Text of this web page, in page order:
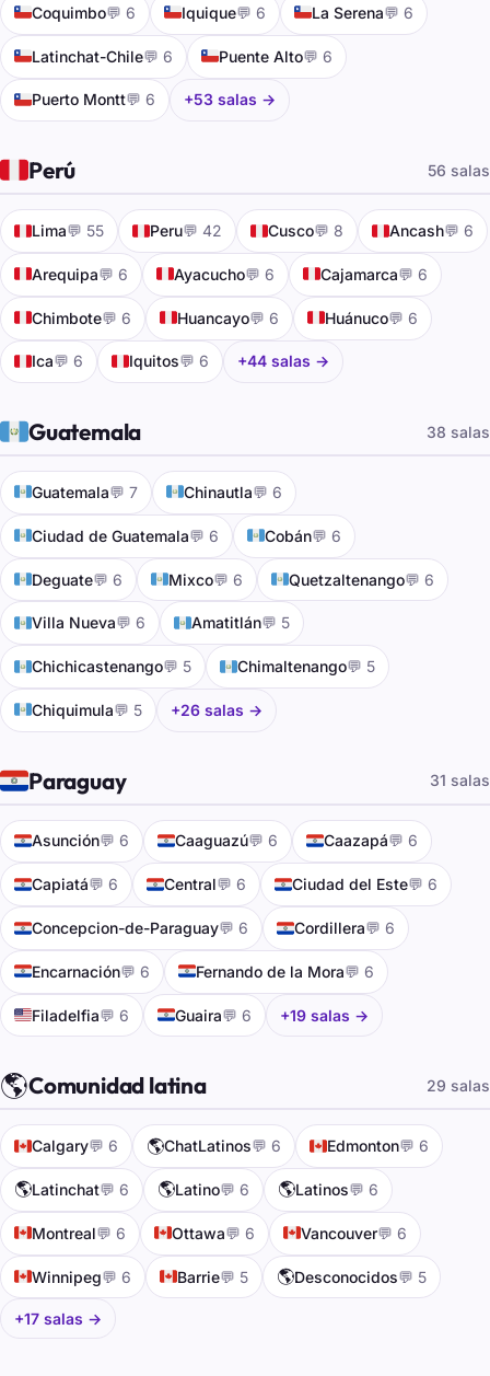
🇨🇱Coquimbo💬 6 🇨🇱Iquique💬 6 🇨🇱La Serena💬 6
🇨🇱Latinchat-Chile💬 6 🇨🇱Puente Alto💬 6
🇨🇱Puerto Montt💬 6 +53 salas →
🇵🇪Perú 56 salas
🇵🇪Lima💬 55 🇵🇪Peru💬 42 🇵🇪Cusco💬 8 🇵🇪Ancash💬 6
🇵🇪Arequipa💬 6 🇵🇪Ayacucho💬 6 🇵🇪Cajamarca💬 6
🇵🇪Chimbote💬 6 🇵🇪Huancayo💬 6 🇵🇪Huánuco💬 6
🇵🇪Ica💬 6 🇵🇪Iquitos💬 6 +44 salas →
🇬🇹Guatemala 38 salas
🇬🇹Guatemala💬 7 🇬🇹Chinautla💬 6
🇬🇹Ciudad de Guatemala💬 6 🇬🇹Cobán💬 6
🇬🇹Deguate💬 6 🇬🇹Mixco💬 6 🇬🇹Quetzaltenango💬 6
🇬🇹Villa Nueva💬 6 🇬🇹Amatitlán💬 5
🇬🇹Chichicastenango💬 5 🇬🇹Chimaltenango💬 5
🇬🇹Chiquimula💬 5 +26 salas →
🇵🇾Paraguay 31 salas
🇵🇾Asunción💬 6 🇵🇾Caaguazú💬 6 🇵🇾Caazapá💬 6
🇵🇾Capiatá💬 6 🇵🇾Central💬 6 🇵🇾Ciudad del Este💬 6
🇵🇾Concepcion-de-Paraguay💬 6 🇵🇾Cordillera💬 6
🇵🇾Encarnación💬 6 🇵🇾Fernando de la Mora💬 6
🇺🇸Filadelfia💬 6 🇵🇾Guaira💬 6 +19 salas →
🌎Comunidad latina 29 salas
🇨🇦Calgary💬 6 🌎ChatLatinos💬 6 🇨🇦Edmonton💬 6
🌎Latinchat💬 6 🌎Latino💬 6 🌎Latinos💬 6
🇨🇦Montreal💬 6 🇨🇦Ottawa💬 6 🇨🇦Vancouver💬 6
🇨🇦Winnipeg💬 6 🇨🇦Barrie💬 5 🌎Desconocidos💬 5
+17 salas →